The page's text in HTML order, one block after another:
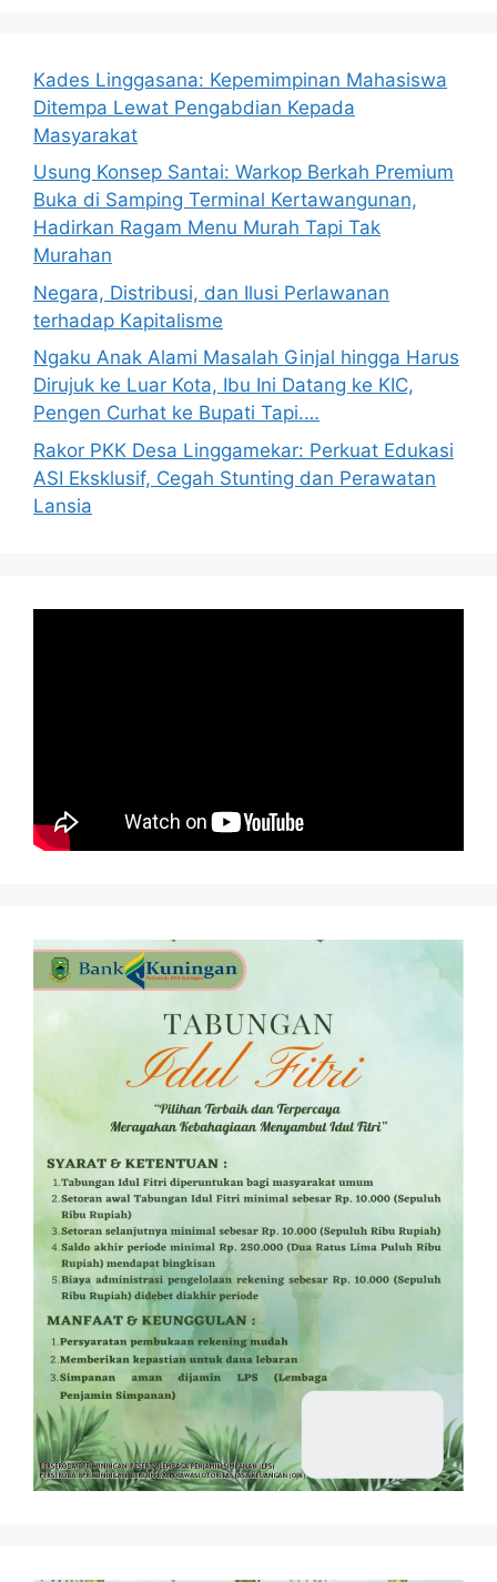
Kades Linggasana: Kepemimpinan Mahasiswa
Ditempa Lewat Pengabdian Kepada
Masyarakat
Usung Konsep Santai: Warkop Berkah Premium
Buka di Samping Terminal Kertawangunan,
Hadirkan Ragam Menu Murah Tapi Tak
Murahan
Negara, Distribusi, dan Ilusi Perlawanan
terhadap Kapitalisme
Ngaku Anak Alami Masalah Ginjal hingga Harus
Dirujuk ke Luar Kota, Ibu Ini Datang ke KIC,
Pengen Curhat ke Bupati Tapi.…
Rakor PKK Desa Linggamekar: Perkuat Edukasi
ASI Eksklusif, Cegah Stunting dan Perawatan
Lansia